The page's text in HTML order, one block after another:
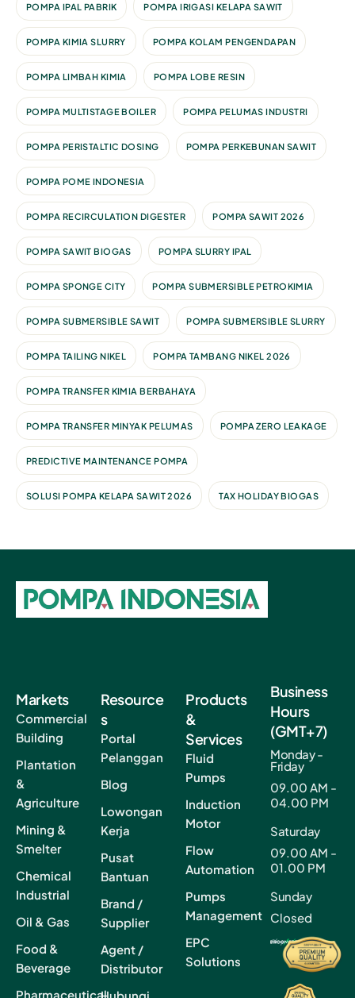
POMPA IPAL PABRIK POMPA IRIGASI KELAPA SAWIT
POMPA KIMIA SLURRY POMPA KOLAM PENGENDAPAN
POMPA LIMBAH KIMIA POMPA LOBE RESIN
POMPA MULTISTAGE BOILER POMPA PELUMAS INDUSTRI
POMPA PERISTALTIC DOSING POMPA PERKEBUNAN SAWIT
POMPA POME INDONESIA
POMPA RECIRCULATION DIGESTER POMPA SAWIT 2026
POMPA SAWIT BIOGAS POMPA SLURRY IPAL
POMPA SPONGE CITY POMPA SUBMERSIBLE PETROKIMIA
POMPA SUBMERSIBLE SAWIT POMPA SUBMERSIBLE SLURRY
POMPA TAILING NIKEL POMPA TAMBANG NIKEL 2026
POMPA TRANSFER KIMIA BERBAHAYA
POMPA TRANSFER MINYAK PELUMAS POMPA ZERO LEAKAGE
PREDICTIVE MAINTENANCE POMPA
SOLUSI POMPA KELAPA SAWIT 2026 TAX HOLIDAY BIOGAS
Markets
Commercial
Building
Plantation
&
Agriculture
Mining &
Smelter
Chemical
Industrial
Oil & Gas
Food &
Beverage
Pharmaceutical
Resource
s
Portal
Pelanggan
Blog
Lowongan
Kerja
Pusat
Bantuan
Brand /
Supplier
Agent /
Distributor
Products
&
Services
Fluid
Pumps
Induction
Motor
Flow
Automation
Pumps
Management
EPC
Solutions
Business
Hours
(GMT+7)
Monday -
Friday
09.00 AM -
04.00 PM
Saturday
09.00 AM -
01.00 PM
Sunday
Closed